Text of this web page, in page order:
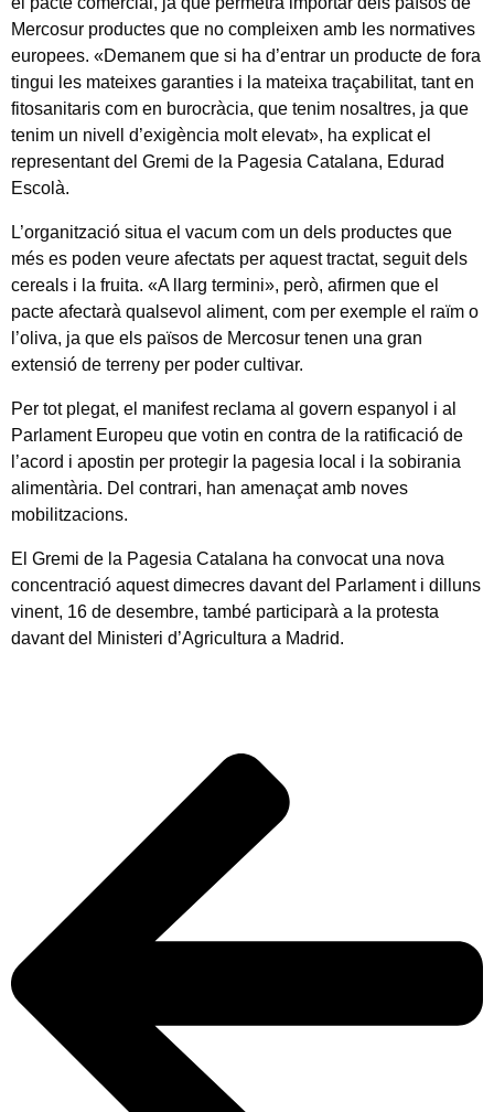
Mercosur productes que no compleixen amb les normatives
europees. «Demanem que si ha d’entrar un producte de fora
tingui les mateixes garanties i la mateixa traçabilitat, tant en
fitosanitaris com en burocràcia, que tenim nosaltres, ja que
tenim un nivell d’exigència molt elevat», ha explicat el
representant del Gremi de la Pagesia Catalana, Edurad
Escolà.
L’organització situa el vacum com un dels productes que
més es poden veure afectats per aquest tractat, seguit dels
cereals i la fruita. «A llarg termini», però, afirmen que el
pacte afectarà qualsevol aliment, com per exemple el raïm o
l’oliva, ja que els països de Mercosur tenen una gran
extensió de terreny per poder cultivar.
Per tot plegat, el manifest reclama al govern espanyol i al
Parlament Europeu que votin en contra de la ratificació de
l’acord i apostin per protegir la pagesia local i la sobirania
alimentària. Del contrari, han amenaçat amb noves
mobilitzacions.
El Gremi de la Pagesia Catalana ha convocat una nova
concentració aquest dimecres davant del Parlament i dilluns
vinent, 16 de desembre, també participarà a la protesta
davant del Ministeri d’Agricultura a Madrid.